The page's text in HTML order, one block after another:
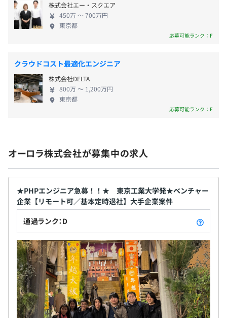
社会保険完備（健康保険・厚生年金保険、雇用保険・労災
無期雇用
株式会社エー・スクエア
450万 〜 700万円
東京都
応募可能ランク：F
クラウドコスト最適化エンジニア
株式会社DELTA
800万 〜 1,200万円
東京都
応募可能ランク：E
オーロラ株式会社が募集中の求人
★PHPエンジニア急募！！★ 東京工業大学発★ベンチャー
企業【リモート可／基本定時退社】大手企業案件
通過ランク：D